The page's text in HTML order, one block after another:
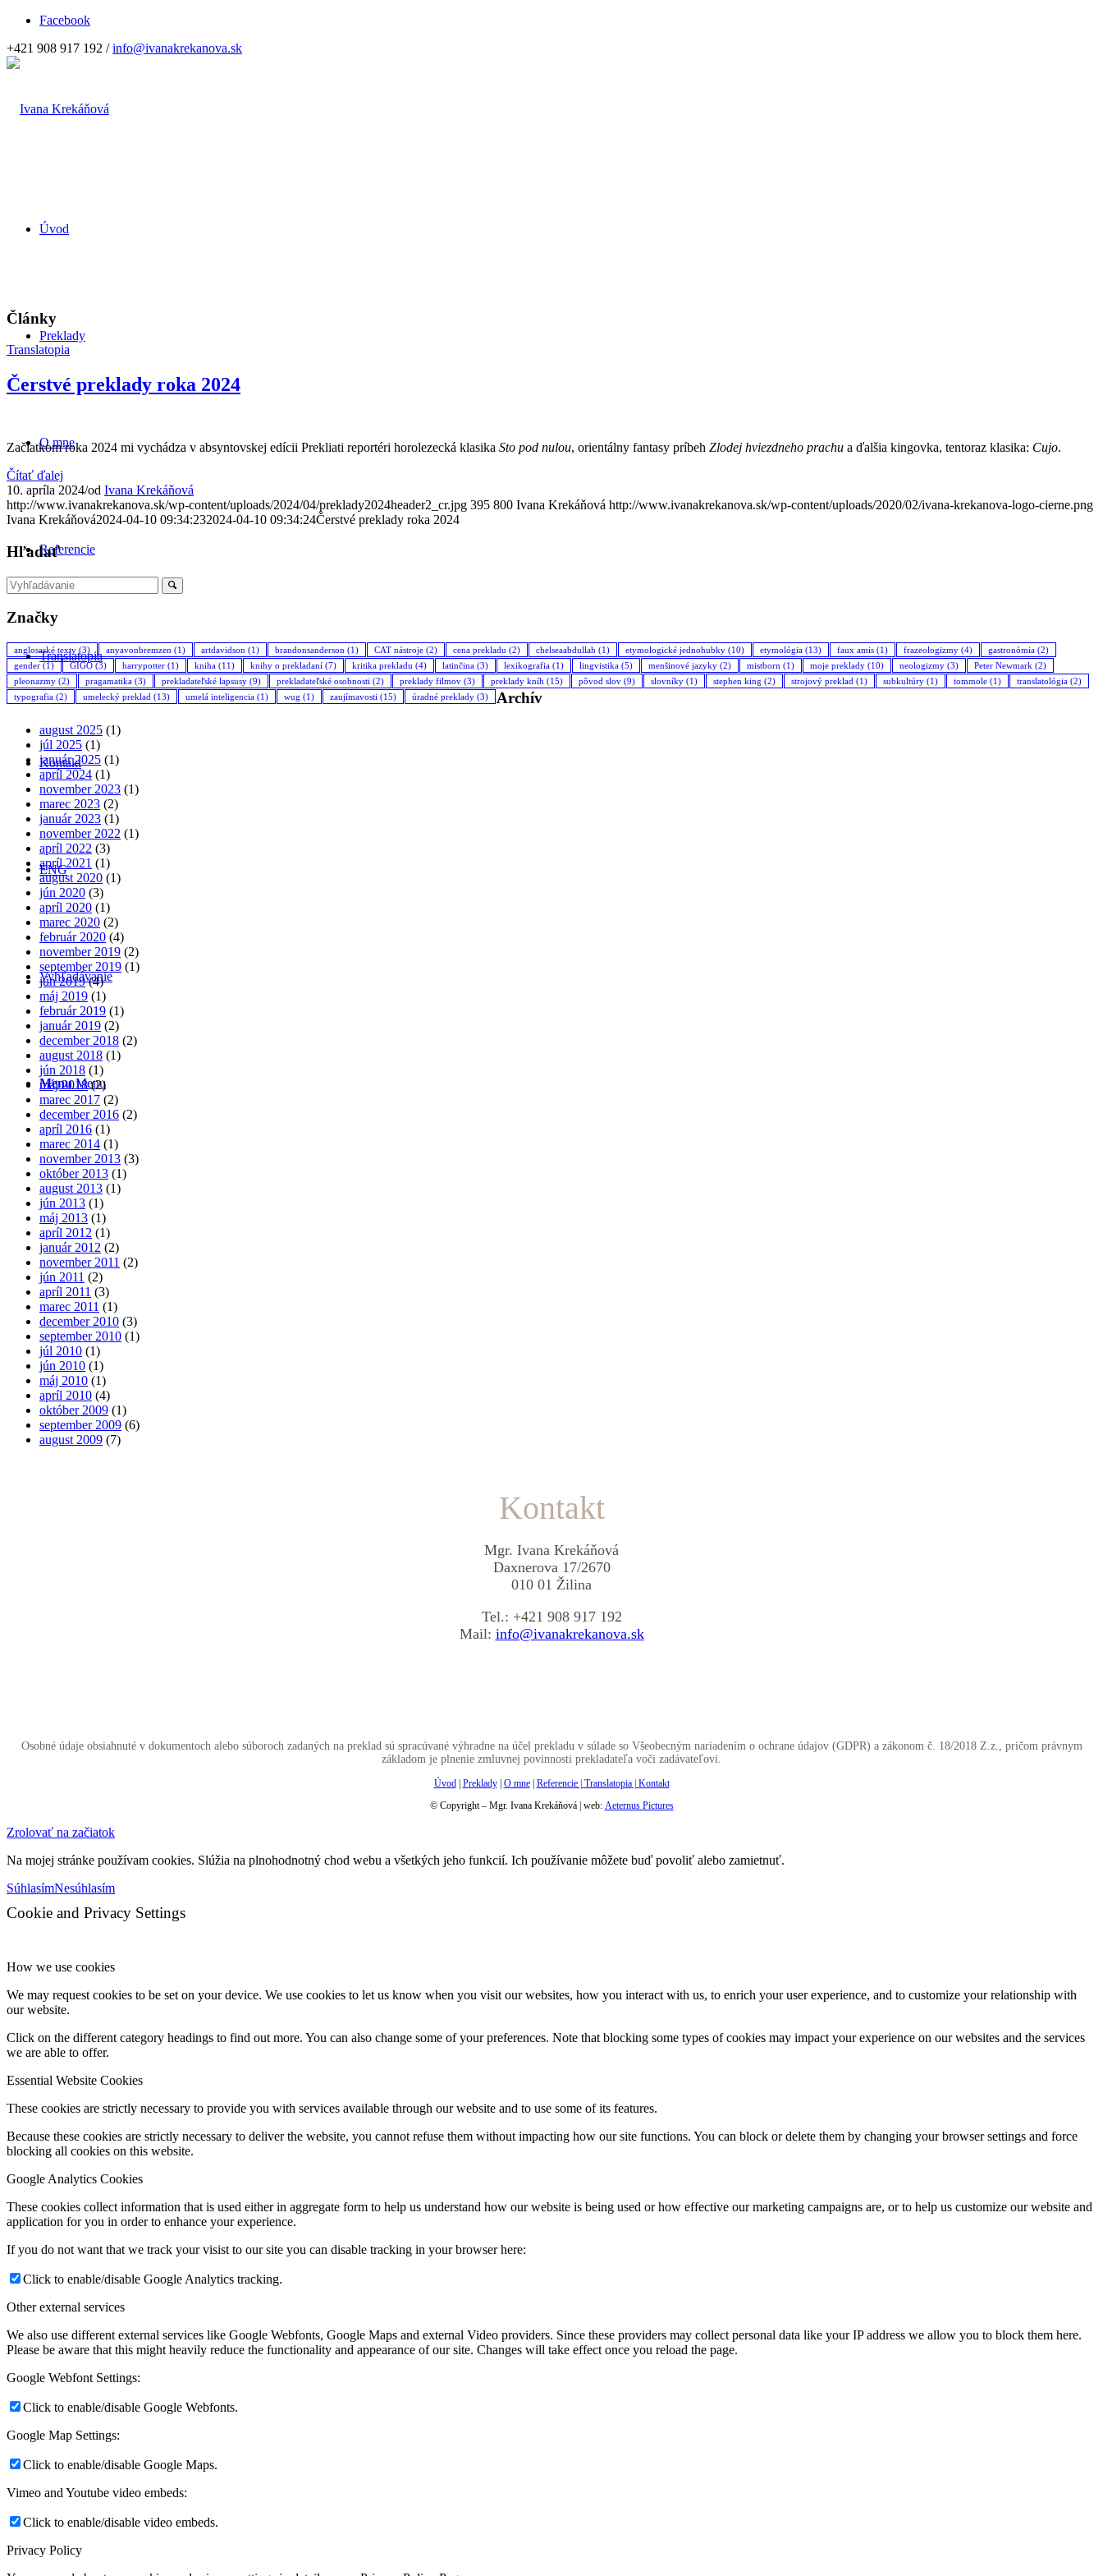
Facebook
+421 908 917 192 /info@ivanakrekanova.sk
Úvod
Preklady
O mne
Referencie
Translatopia
Kontakt
ENG
Vyhľadávanie
Menu Menu
Články
Translatopia
Čerstvé preklady roka 2024
Začiatkom roka 2024 mi vychádza v absyntovskej edícii Prekliati reportéri horolezecká klasika Sto pod nulou, orientálny fantasy príbeh Zlodej hviezdneho prachu a ďalšia kingovka, tentoraz klasika: Cujo.
Čítať ďalej
10. apríla 2024/od Ivana Krekáňová
http://www.ivanakrekanova.sk/wp-content/uploads/2024/04/preklady2024header2_cr.jpg 395 800 Ivana Krekáňová http://www.ivanakrekanova.sk/wp-content/uploads/2020/02/ivana-krekanova-logo-cierne.png
Ivana Krekáňová2024-04-10 09:34:232024-04-10 09:34:24Čerstvé preklady roka 2024
Hľadať
Značky
anglosaské texty (3) anyavonbremzen (1) artdavidson (1) brandonsanderson (1) CAT nástroje (2) cena prekladu (2) chelseaabdullah (1) etymologické jednohubky (10) etymológia (13) faux amis (1) frazeologizmy (4) gastronómia (2)
gender(1) GIGO(3) harrypotter (1) kniha (11) knihy o prekladaní (7) kritika prekladu (4) latinčina (3) lexikografia (1) lingvistika (5) menšinové jazyky (2) mistborn (1) moje preklady (10) neologizmy (3) Peter Newmark (2)
pleonazmy (2) pragamatika (3) prekladateľské lapsusy (9) prekladateľské osobnosti (2) preklady filmov (3) preklady kníh (15) pôvod slov (9) slovníky (1) stephen king (2) strojový preklad (1) subkultúry (1) tommole (1) translatológia (2)
typografia (2) umelecký preklad (13) umelá inteligencia (1) wug (1) zaujímavosti (15) úradné preklady (3) Archív
august 2025 (1)
júl 2025 (1)
január 2025 (1)
apríl 2024 (1)
november 2023 (1)
marec 2023 (2)
január 2023 (1)
november 2022 (1)
apríl 2022 (3)
apríl 2021 (1)
august 2020 (1)
jún 2020 (3)
apríl 2020 (1)
marec 2020 (2)
február 2020 (4)
november 2019 (2)
september 2019 (1)
jún 2019(4)
máj 2019 (1)
február 2019 (1)
január 2019 (2)
december 2018 (2)
august 2018 (1)
jún 2018 (1)
máj 2018(2)
marec 2017 (2)
december 2016 (2)
apríl 2016 (1)
marec 2014 (1)
november 2013 (3)
október 2013 (1)
august 2013 (1)
jún 2013 (1)
máj 2013 (1)
apríl 2012 (1)
január 2012 (2)
november 2011 (2)
jún 2011 (2)
apríl 2011 (3)
marec 2011 (1)
december 2010 (3)
september 2010 (1)
júl 2010 (1)
jún 2010 (1)
máj 2010 (1)
apríl 2010 (4)
október 2009 (1)
september 2009 (6)
august 2009 (7)
Kontakt
Mgr. Ivana Krekáňová
Daxnerova 17/2670
010 01 Žilina
Tel.: +421 908 917 192
Mail: info@ivanakrekanova.sk
Osobné údaje obsiahnuté v dokumentoch alebo súboroch zadaných na preklad sú spracúvané výhradne na účel prekladu v súlade so Všeobecným nariadením o ochrane údajov (GDPR) a zákonom č. 18/2018 Z.z., pričom právnym
základom je plnenie zmluvnej povinnosti prekladateľa voči zadávateľovi.
Úvod| Preklady| O mne| Referencie | Translatopia| Kontakt
© Copyright – Mgr. Ivana Krekáňová | web: Aeternus Pictures
Zrolovať na začiatok
Na mojej stránke používam cookies. Slúžia na plnohodnotný chod webu a všetkých jeho funkcií. Ich používanie môžete buď povoliť alebo zamietnuť.
SúhlasímNesúhlasím
Cookie and Privacy Settings
How we use cookies
We may request cookies to be set on your device. We use cookies to let us know when you visit our websites, how you interact with us, to enrich your user experience, and to customize your relationship with
our website.
Click on the different category headings to find out more. You can also change some of your preferences. Note that blocking some types of cookies may impact your experience on our websites and the services
we are able to offer.
Essential Website Cookies
These cookies are strictly necessary to provide you with services available through our website and to use some of its features.
Because these cookies are strictly necessary to deliver the website, you cannot refuse them without impacting how our site functions. You can block or delete them by changing your browser settings and force
blocking all cookies on this website.
Google Analytics Cookies
These cookies collect information that is used either in aggregate form to help us understand how our website is being used or how effective our marketing campaigns are, or to help us customize our website and
application for you in order to enhance your experience.
If you do not want that we track your visist to our site you can disable tracking in your browser here:
Click to enable/disable Google Analytics tracking.
Other external services
We also use different external services like Google Webfonts, Google Maps and external Video providers. Since these providers may collect personal data like your IP address we allow you to block them here.
Please be aware that this might heavily reduce the functionality and appearance of our site. Changes will take effect once you reload the page.
Google Webfont Settings:
Click to enable/disable Google Webfonts.
Google Map Settings:
Click to enable/disable Google Maps.
Vimeo and Youtube video embeds:
Click to enable/disable video embeds.
Privacy Policy